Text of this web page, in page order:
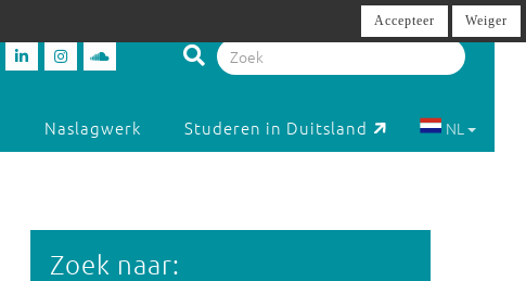
Naslagwerk Studeren in Duitsland NL
Zoek naar:
Accepteer Weiger